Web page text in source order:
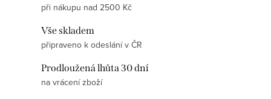
při nákupu nad 2500 Kč
Vše skladem
připraveno k odeslání v ČR
Prodloužená lhůta 30 dní
na vrácení zboží